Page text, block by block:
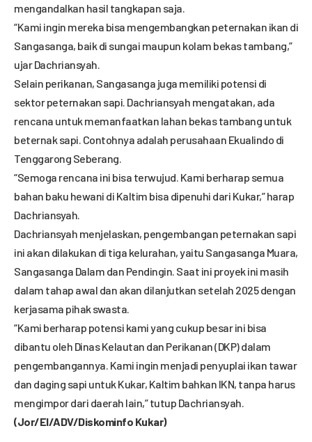
mengandalkan hasil tangkapan saja.
“Kami ingin mereka bisa mengembangkan peternakan ikan di
Sangasanga, baik di sungai maupun kolam bekas tambang,”
ujar Dachriansyah.
Selain perikanan, Sangasanga juga memiliki potensi di
sektor peternakan sapi. Dachriansyah mengatakan, ada
rencana untuk memanfaatkan lahan bekas tambang untuk
beternak sapi. Contohnya adalah perusahaan Ekualindo di
Tenggarong Seberang.
“Semoga rencana ini bisa terwujud. Kami berharap semua
bahan baku hewani di Kaltim bisa dipenuhi dari Kukar,” harap
Dachriansyah.
Dachriansyah menjelaskan, pengembangan peternakan sapi
ini akan dilakukan di tiga kelurahan, yaitu Sangasanga Muara,
Sangasanga Dalam dan Pendingin. Saat ini proyek ini masih
dalam tahap awal dan akan dilanjutkan setelah 2025 dengan
kerjasama pihak swasta.
“Kami berharap potensi kami yang cukup besar ini bisa
dibantu oleh Dinas Kelautan dan Perikanan (DKP) dalam
pengembangannya. Kami ingin menjadi penyuplai ikan tawar
dan daging sapi untuk Kukar, Kaltim bahkan IKN, tanpa harus
mengimpor dari daerah lain,” tutup Dachriansyah.
(Jor/El/ADV/Diskominfo Kukar)